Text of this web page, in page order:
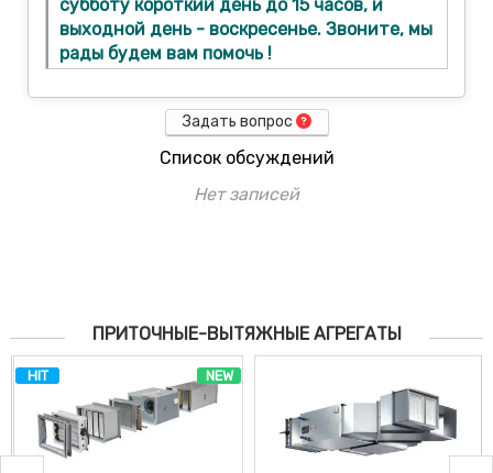
субботу короткий день до 15 часов, и
выходной день - воскресенье. Звоните, мы
рады будем вам помочь !
Задать вопрос
Список обсуждений
Нет записей
ПРИТОЧНЫЕ-ВЫТЯЖНЫЕ АГРЕГАТЫ